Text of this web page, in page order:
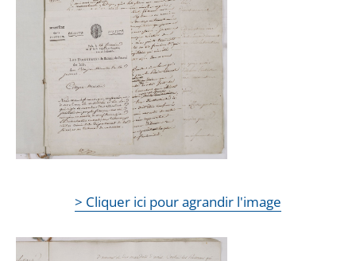
> Cliquer ici pour agrandir l'image